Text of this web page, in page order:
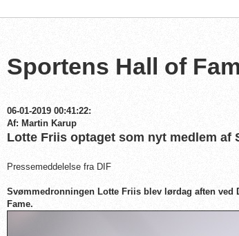
Sportens Hall of
06-01-2019 00:41:22:
Af: Martin Karup
Lotte Friis optaget som nyt medlem af
Pressemeddelelse fra DIF
Svømmedronningen Lotte Friis blev lørdag aften ved
Fame.